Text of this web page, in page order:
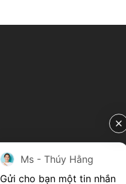
Ms - Thúy Hằng
Gửi cho bạn một tin nhắn